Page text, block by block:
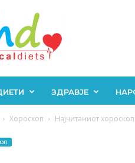
ЗДРАВЈЕ
Хороскоп
Најчитаниот